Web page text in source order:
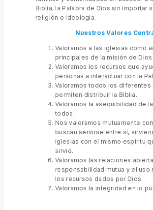
Biblia, la Palabra de Dios sin importar
religión o ideología.
Nuestros Valores
Valoramos a las iglesias como
principales de la misión de
Valoramos los recursos que
personas a interactuar con la
Valoramos todos los diferentes
permiten distribuir la Biblia.
Valoramos la asequibilidad de
todos.
Nos valoramos mutuamente
buscan servirse entre sí,
iglesias con el mismo espíritu
sirvió.
Valoramos las relaciones
responsabilidad mutua y el uso
los recursos dados por Dios.
Valoramos la integridad en lo